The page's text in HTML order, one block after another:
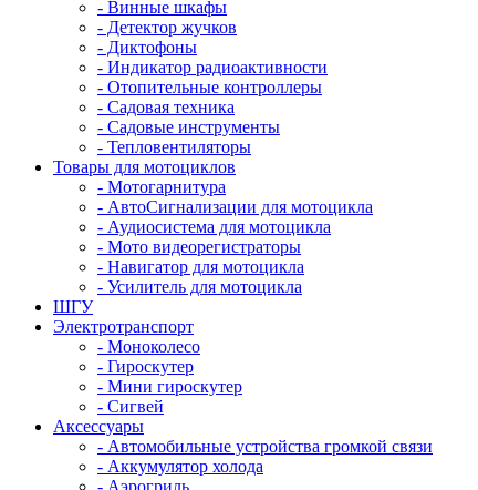
- Винные шкафы
- Детектор жучков
- Диктофоны
- Индикатор радиоактивности
- Отопительные контроллеры
- Садовая техника
- Садовые инструменты
- Тепловентиляторы
Товары для мотоциклов
- Mотогарнитура
- АвтоСигнализации для мотоцикла
- Аудиосистема для мотоцикла
- Мото видеорегистраторы
- Навигатор для мотоцикла
- Усилитель для мотоцикла
ШГУ
Электротранспорт
- Mоноколесо
- Гироскутер
- Мини гироскутер
- Сигвей
Аксессуары
- Автомобильные устройства громкой связи
- Аккумулятор холода
- Аэрогриль